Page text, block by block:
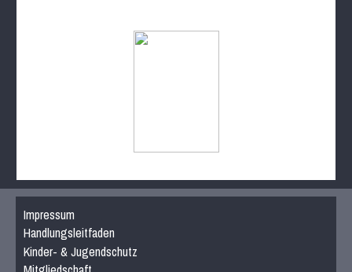
Impressum
Handlungsleitfaden
Kinder- & Jugendschutz